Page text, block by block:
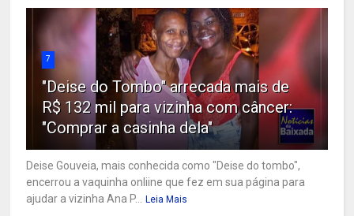
7
"Deise do Tombo" arrecada mais de
R$ 132 mil para vizinha com câncer:
"Comprar a casinha dela"
Deise Gouveia, mais conhecida como "Deise do tombo",
encerrou a vaquinha onliine que fez em sua página para
ajudar a vizinha Ana P...
Leia Mais